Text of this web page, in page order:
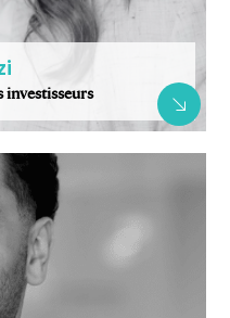
investisseurs